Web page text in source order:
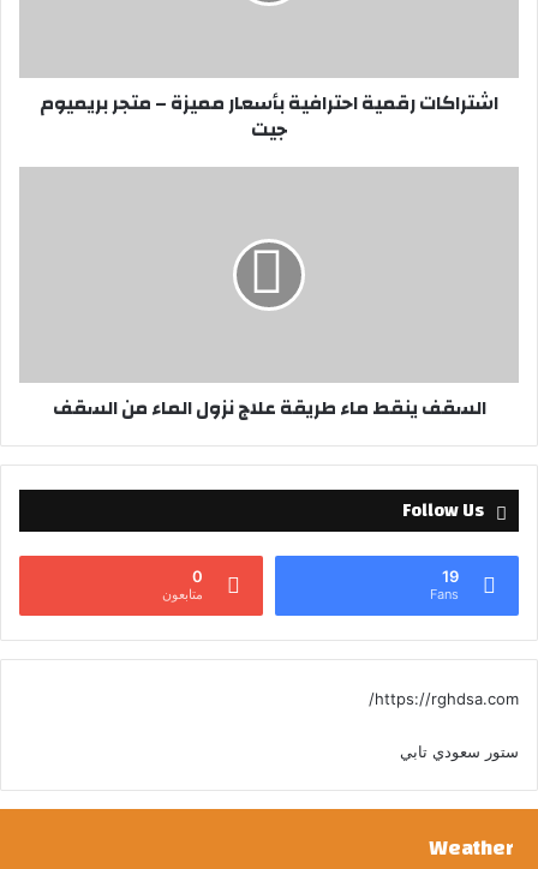
اشتراكات رقمية احترافية بأسعار مميزة – متجر بريميوم
جيت
السقف ينقط ماء طريقة علاج نزول الماء من السقف
Follow Us
19
Fans
0
متابعون
https://rghdsa.com/
ستور سعودي تابي
Weather